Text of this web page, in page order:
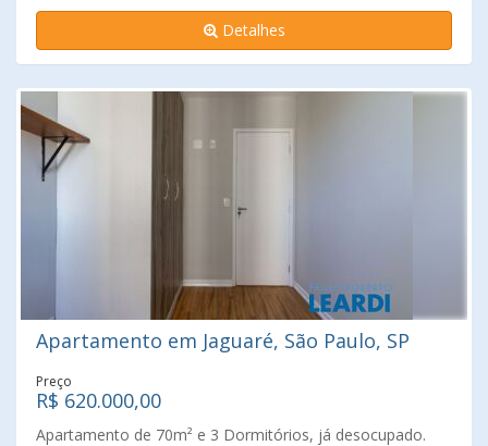
Detalhes
Apartamento em Jaguaré, São Paulo, SP
Preço
R$ 620.000,00
Apartamento de 70m² e 3 Dormitórios, já desocupado.